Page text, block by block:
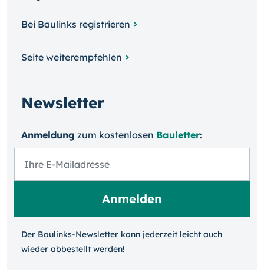
Bei Baulinks registrieren
Seite weiterempfehlen
Newsletter
Anmeldung zum kosten­losen Bauletter:
Der Baulinks-Newsletter kann jeder­zeit leicht auch
wieder ab­bestellt werden!